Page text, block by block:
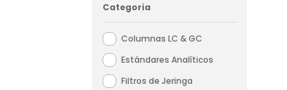
Categoria
Columnas LC & GC
Estándares Analíticos
Filtros de Jeringa